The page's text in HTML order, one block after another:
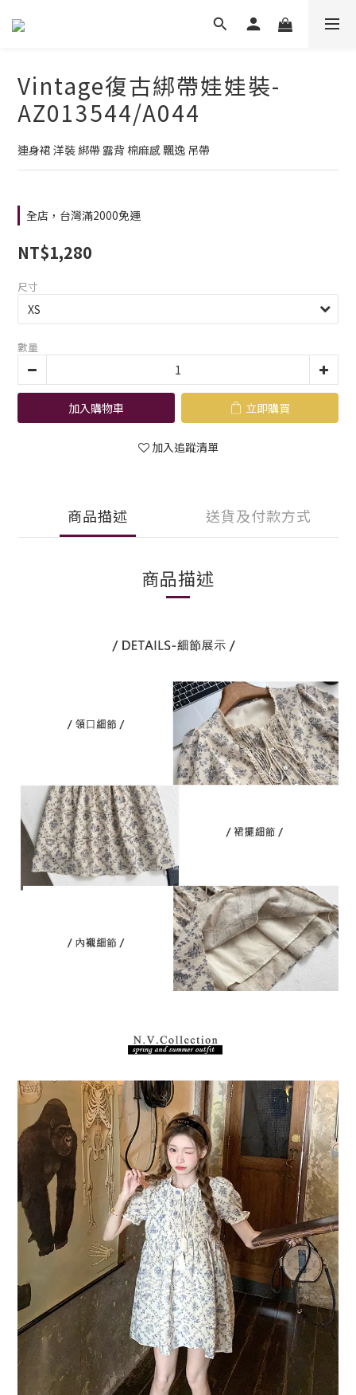
Vintage復古綁帶娃娃裝-
AZ013544/A044
連身裙 洋裝 綁帶 露背 棉麻感 飄逸 吊帶
全店，台灣滿2000免運
NT$1,280
尺寸
數量
加入購物車 立即購買
加入追蹤清單
商品描述 送貨及付款方式
商品描述